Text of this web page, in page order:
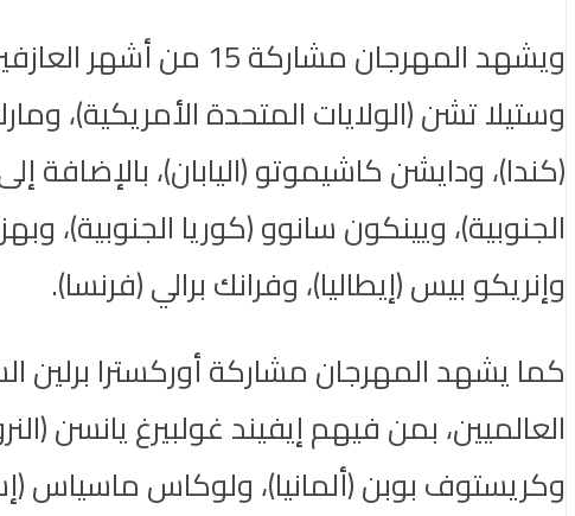
ويشهد المهرجان
وستيلا تشن (الولايات المتحدة الأمريكية)،
(كندا)، ودايشن كاشيموتو (اليابان)،
الجنوبية)، ويينكون سانوو (كوريا الجنوبية)،
وإنريكو بيس (إيطاليا)، وفرانك برالي (فرنسا).
كما يشهد المهرجان مشاركة أوركسترا برلين
العالميين، بمن فيهم إيفيند غولبيرغ يانسن
وكريستوف بوبن (ألمانيا)، ولوكاس ماسياس